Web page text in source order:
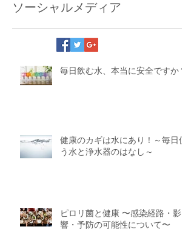
ソーシャルメディア
毎日飲む水、本当に安全ですか？
健康のカギは水にあり！～毎日使
う水と浄水器のはなし～
ピロリ菌と健康 〜感染経路・影
響・予防の可能性について〜